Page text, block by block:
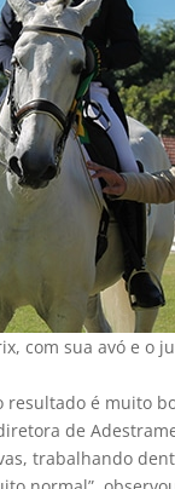
com sua avó e o
resultado é muito
de
trabalhando